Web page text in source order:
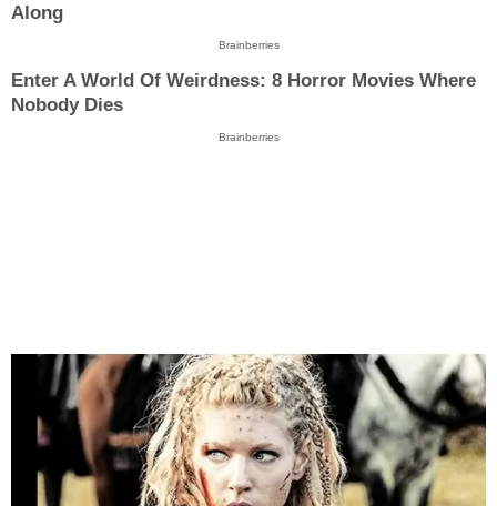
Along
Brainberries
Enter A World Of Weirdness: 8 Horror Movies Where
Nobody Dies
Brainberries